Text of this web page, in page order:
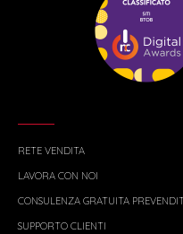
RETE VENDITA
LAVORA CON NOI
CONSULENZA GRATUITA
SUPPORTO CLIENTI